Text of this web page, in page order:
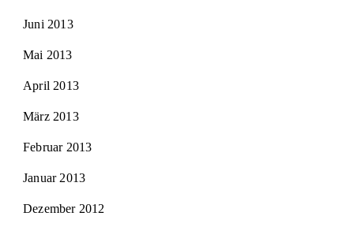
Juni 2013
Mai 2013
April 2013
März 2013
Februar 2013
Januar 2013
Dezember 2012